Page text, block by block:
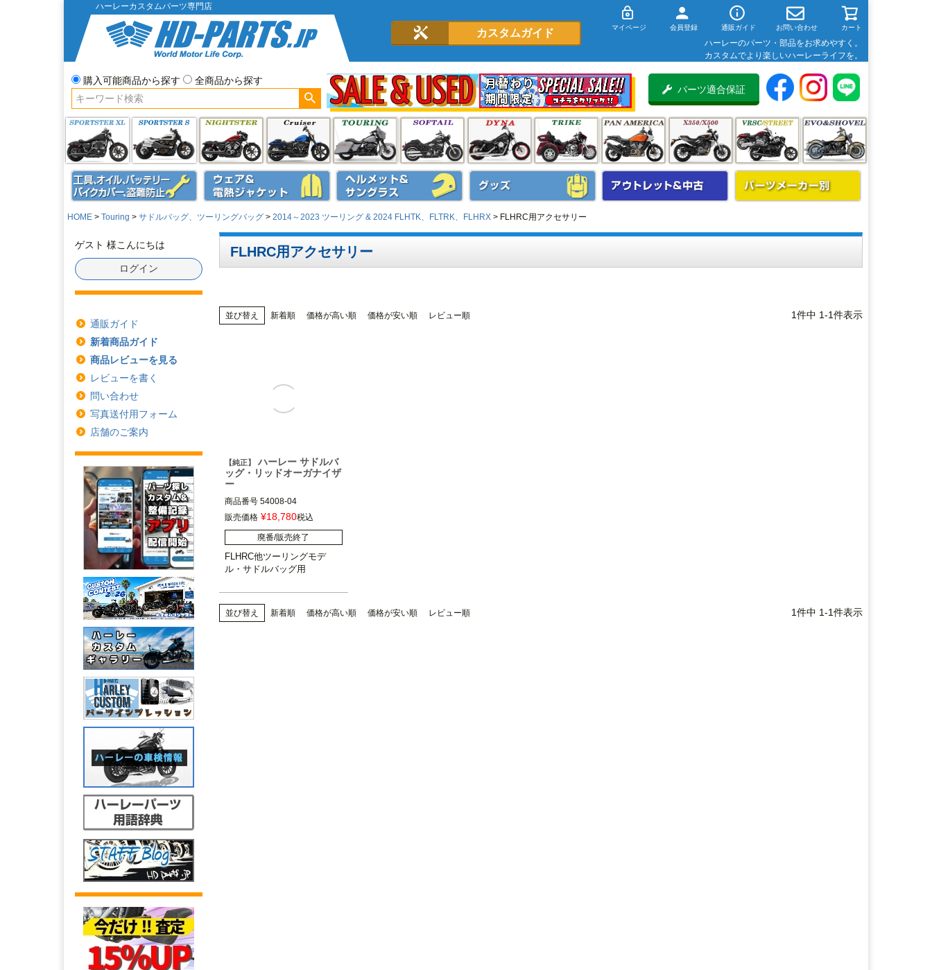
ハーレーカスタムパーツ専門店
カスタムガイド マイページ 会員登録 通販ガイド お問い合わせ カート
ハーレーのパーツ・部品をお求めやすく。
カスタムでより楽しいハーレーライフを。
購入可能商品から探す
全商品から探す
パーツ適合保証
HOME Touring サドルバッグ、ツーリングバッグ 2014～2023 ツーリング & 2024 FLHTK、FLTRK、FLHRX FLHRC用アクセサリー
ゲスト 様こんにちは
ログイン
通販ガイド
新着商品ガイド
商品レビューを見る
レビューを書く
問い合わせ
写真送付用フォーム
店舗のご案内
FLHRC用アクセサリー
並び替え 新着順 価格が高い順 価格が安い順 レビュー順 1件中 1-1件表示
【純正】
ハーレー サドルバ
ッグ・リッドオーガナイザ
ー
商品番号 54008-04
サドルバッグ
Harley Davidson（ハーレー ダ
ビッドソン）
販売価格 ¥18,780税込
廃番/販売終了
FLHRC他ツーリングモデ
ル・サドルバッグ用
並び替え 新着順 価格が高い順 価格が安い順 レビュー順 1件中 1-1件表示